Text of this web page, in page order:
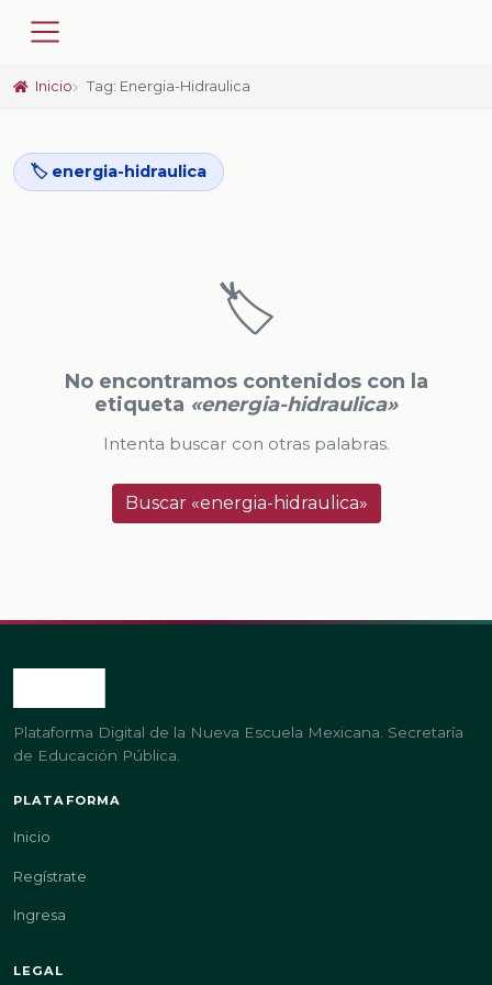
Inicio Tag: Energia-Hidraulica
🏷️ energia-hidraulica
🏷️
No encontramos contenidos con la
etiqueta «energia-hidraulica»
Intenta buscar con otras palabras.
Buscar «energia-hidraulica»
Plataforma Digital de la Nueva Escuela Mexicana. Secretaría
de Educación Pública.
PLATAFORMA
Inicio
Regístrate
Ingresa
LEGAL